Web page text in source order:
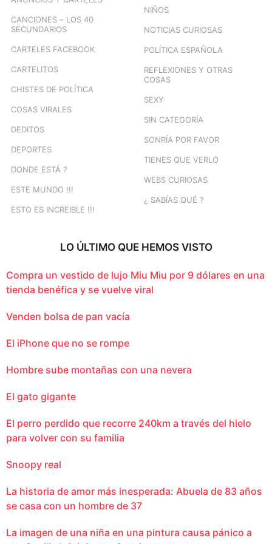
CANCIONES – LOS 40
SECUNDARIOS
CARTELES FACEBOOK
CARTELITOS
CHISTES DE POLÍTICA
COSAS VIRALES
DEDITOS
DEPORTES
DONDE ESTÁ ?
ESTE MUNDO !!!
ESTO ES INCREIBLE !!!
NIÑOS
NOTICIAS CURIOSAS
POLÍTICA ESPAÑOLA
REFLEXIONES Y OTRAS
COSAS
SEXY
SIN CATEGORÍA
SONRÍA POR FAVOR
TIENES QUE VERLO
WEBS CURIOSAS
¿ SABÍAS QUÉ ?
LO ÚLTIMO QUE HEMOS VISTO
Compra un vestido de lujo Miu Miu por 9 dólares en una
tienda benéfica y se vuelve viral
Venden bolsa de pan vacía
El iPhone que no se rompe
Hombre sube montañas con una nevera
El gato gigante
El perro perdido que recorre 240km a través del hielo
para volver con su familia
Snoopy real
La historia de amor más inesperada: Abuela de 83 años
se casa con un hombre de 37
La imagen de una niña en una pintura causa pánico a